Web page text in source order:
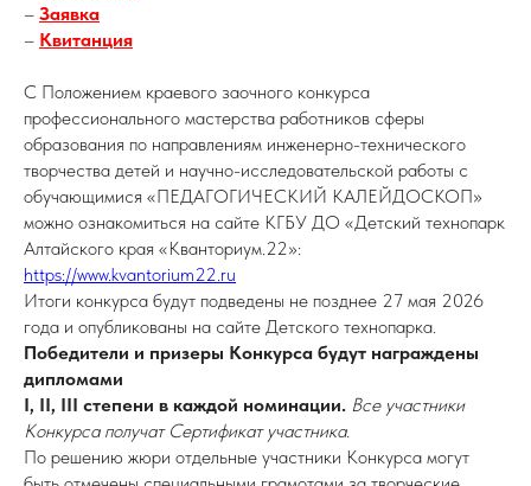
– Заявка
– Квитанция
С Положением краевого заочного конкурса
профессионального мастерства работников сферы
образования по направлениям инженерно-технического
творчества детей и научно-исследовательской работы с
обучающимися «ПЕДАГОГИЧЕСКИЙ КАЛЕЙДОСКОП»
можно ознакомиться на сайте КГБУ ДО «Детский технопарк
Алтайского края «Кванториум.22»:
https://www.kvantorium22.ru
Итоги конкурса будут подведены не позднее 27 мая 2026
года и опубликованы на сайте Детского технопарка.
Победители и призеры Конкурса будут награждены
дипломами
I, II, III степени в каждой номинации. Все участники
Конкурса получат Сертификат участника.
По решению жюри отдельные участники Конкурса могут